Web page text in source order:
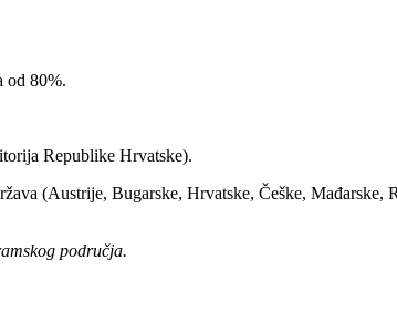
od 80%.
Republike Hrvatske).
(Austrije, Bugarske, Hrvatske, Češke,
područja.